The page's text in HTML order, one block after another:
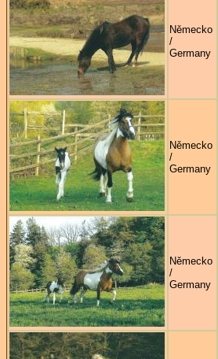
Německo
/
Germany
Německo
/
Germany
Německo
/
Germany